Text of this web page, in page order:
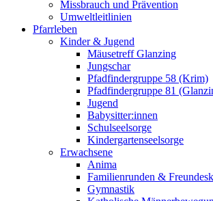
Missbrauch und Prävention
Umweltleitlinien
Pfarrleben
Kinder & Jugend
Mäusetreff Glanzing
Jungschar
Pfadfindergruppe 58 (Krim)
Pfadfindergruppe 81
Jugend
Babysitter:innen
Schulseelsorge
Kindergartenseelsorge
Erwachsene
Anima
Familienrunden &
Gymnastik